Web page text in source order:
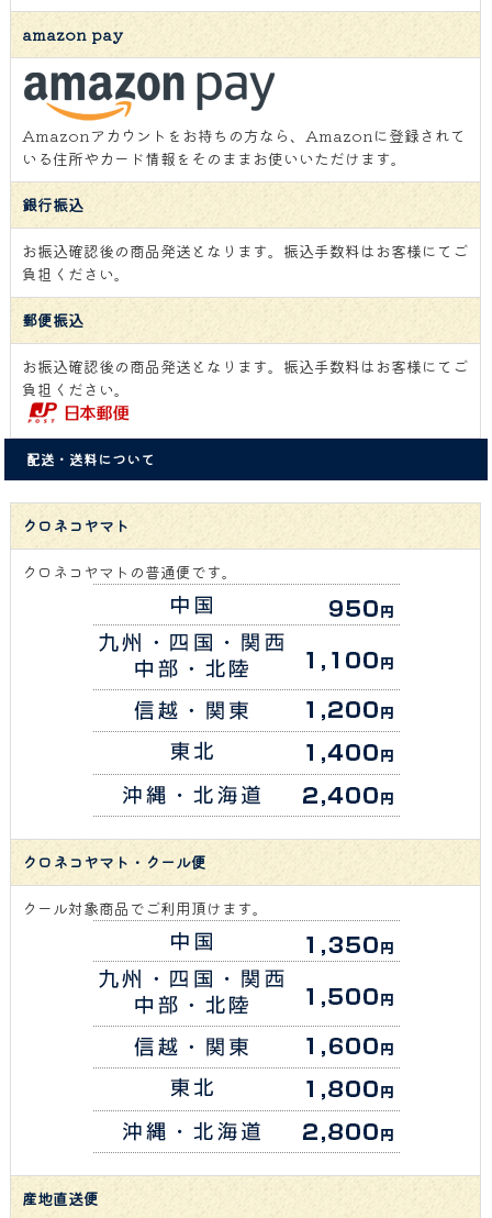
amazon pay
Amazonアカウントをお持ちの方なら、Amazonに登録されて
いる住所やカード情報をそのままお使いいただけます。
銀行振込
お振込確認後の商品発送となります。振込手数料はお客様にてご
負担ください。
郵便振込
お振込確認後の商品発送となります。振込手数料はお客様にてご
負担ください。
配送・送料について
クロネコヤマト
クロネコヤマトの普通便です。
クロネコヤマト・クール便
クール対象商品でご利用頂けます。
産地直送便